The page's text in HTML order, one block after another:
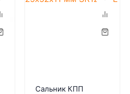
Сальник КПП